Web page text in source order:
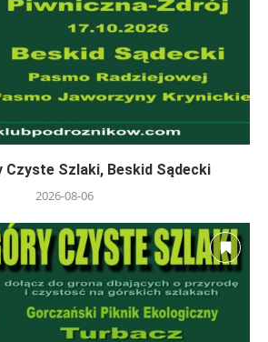
Czyste Szlaki, Beskid Sądecki
2026-08-06